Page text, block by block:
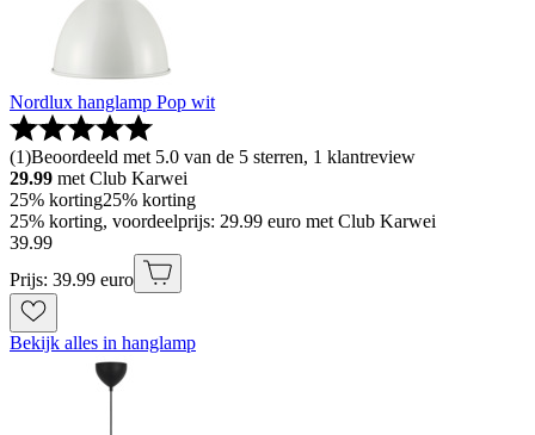
Nordlux hanglamp Pop wit
(1)Beoordeeld met 5.0 van de 5 sterren, 1 klantreview
29.99 met Club Karwei
25% korting25% korting
25% korting, voordeelprijs: 29.99 euro met Club Karwei
39.99
Prijs: 39.99 euro
Bekijk alles in hanglamp